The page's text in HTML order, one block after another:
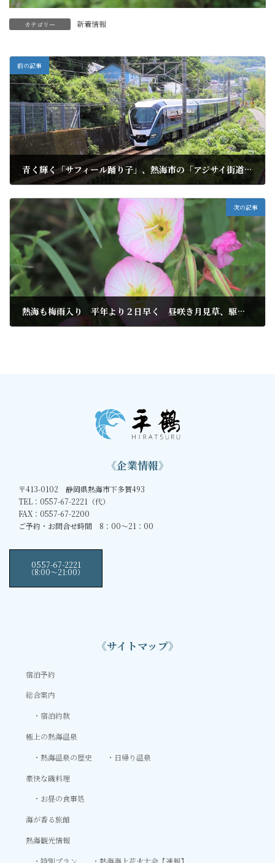
カテゴリー 新着情報
前の記事
青く輝く「サフィール踊り子」、熱海市の「アジサイ街道」を快走
次の記事
熱海も梅雨入り 平年より２日早く 昼咲き月見草、駆け足で満開
《企業情報》
〒413-0102 静岡県熱海市下多賀493
TEL：0557-67-2221（代）
FAX：0557-67-2200
ご予約・お問合せ時間 8：00～21：00
0557-67-2221
（8:00〜21:00）
《サイトマップ》
宿泊予約
総合案内
宿泊約款
極上の熱海温泉
熱海温泉の歴史
日帰り温泉
豪快な磯料理
お昼の食事処
海が香る旅館
熱海観光情報
特別プラン
熱海海上花火大会【速報】